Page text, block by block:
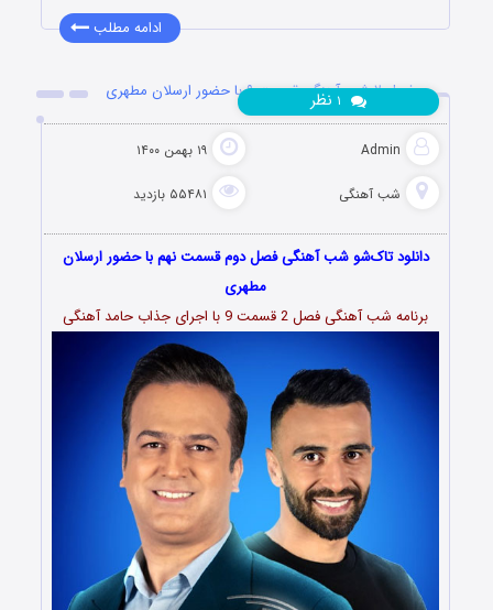
ادامه مطلب
فصل ۲ شب آهنگی قسمت ۹ با حضور ارسلان مطهری
Admin ۱۹ بهمن ۱۴۰۰
شب آهنگی ۵۵۴۸۱ بازدید
نظر
دانلود تاک‌شو شب آهنگی فصل دوم قسمت نهم با حضور ارسلان
مطهری
برنامه شب آهنگی فصل 2 قسمت 9 با اجرای جذاب حامد آهنگی